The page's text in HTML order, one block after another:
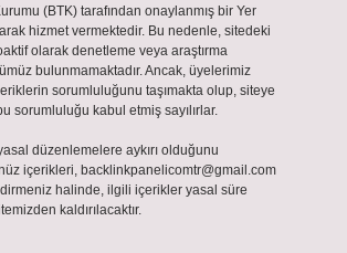
(BTK) tarafından onaylanmış bir Yer
hizmet vermektedir. Bu nedenle, sitedeki
olarak denetleme veya araştırma
bulunmamaktadır. Ancak, üyelerimiz
sorumluluğunu taşımakta olup, siteye
sorumluluğu kabul etmiş sayılırlar.
düzenlemelere aykırı olduğunu
içerikleri, backlinkpanelicomtr@gmail.com
halinde, ilgili içerikler yasal süre
kaldırılacaktır.